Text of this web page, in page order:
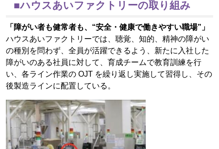
■ハウスあいファクトリーの取り組み
「障がい者も健常者も、“安全・健康で働きやすい職場”」
ハウスあいファクトリーでは、聴覚、知的、精神の障がい
の種別を問わず、全員が活躍できるよう、新たに入社した
障がいのある社員に対して、育成チームで教育訓練を行
い、各ライン作業の OJT を繰り返し実施して習得し、その
後製造ラインに配置している。